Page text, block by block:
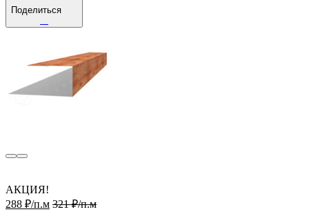
Поделиться
АКЦИЯ!
288 ₽/п.м 321 ₽/п.м